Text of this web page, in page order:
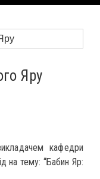
Яру
кафедри
на тему: “Бабин Яр: